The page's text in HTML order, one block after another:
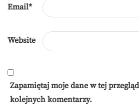
Email*
Website
Zapamiętaj moje dane w tej
kolejnych komentarzy.